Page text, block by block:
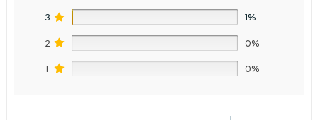
3 1%
2 0%
1 0%